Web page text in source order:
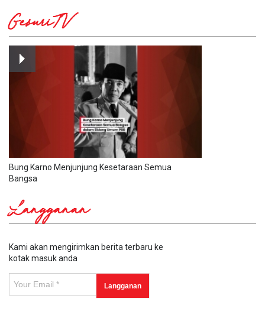
GesuriTV
Bung Karno Menjunjung Kesetaraan Semua
Bangsa
Langganan
Kami akan mengirimkan berita terbaru ke
kotak masuk anda